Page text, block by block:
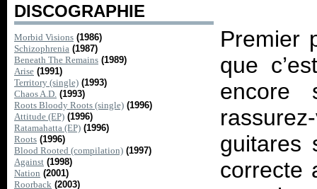
DISCOGRAPHIE
Morbid Visions (1986)
Schizophrenia (1987)
Beneath The Remains (1989)
Arise (1991)
Territory (single) (1993)
Chaos A.D. (1993)
Roots Bloody Roots (single) (1996)
Attitude (EP) (1996)
Ratamahatta (EP) (1996)
Roots (1996)
Blood Rooted (compilation) (1997)
Against (1998)
Nation (2001)
Roorback (2003)
Premier
que
encore
guitares
correcte